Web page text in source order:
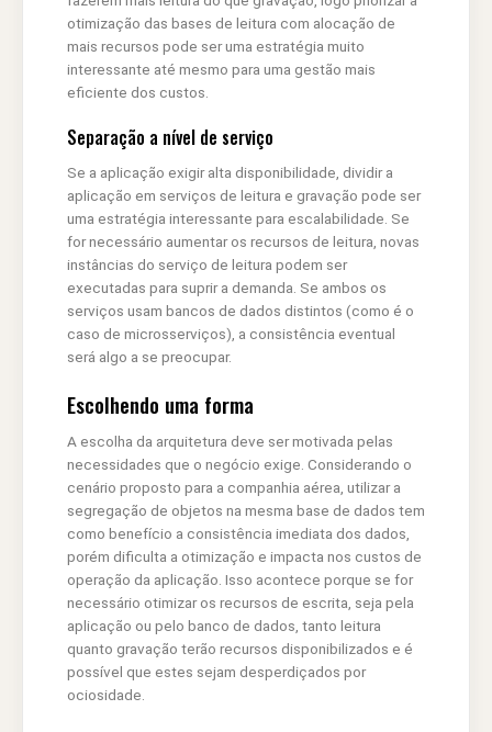
otimização das bases de leitura com alocação de
mais recursos pode ser uma estratégia muito
interessante até mesmo para uma gestão mais
eficiente dos custos.
Separação a nível de serviço
Se a aplicação exigir alta disponibilidade, dividir a
aplicação em serviços de leitura e gravação pode ser
uma estratégia interessante para escalabilidade. Se
for necessário aumentar os recursos de leitura, novas
instâncias do serviço de leitura podem ser
executadas para suprir a demanda. Se ambos os
serviços usam bancos de dados distintos (como é o
caso de microsserviços), a consistência eventual
será algo a se preocupar.
Escolhendo uma forma
A escolha da arquitetura deve ser motivada pelas
necessidades que o negócio exige. Considerando o
cenário proposto para a companhia aérea, utilizar a
segregação de objetos na mesma base de dados tem
como benefício a consistência imediata dos dados,
porém dificulta a otimização e impacta nos custos de
operação da aplicação. Isso acontece porque se for
necessário otimizar os recursos de escrita, seja pela
aplicação ou pelo banco de dados, tanto leitura
quanto gravação terão recursos disponibilizados e é
possível que estes sejam desperdiçados por
ociosidade.